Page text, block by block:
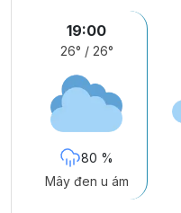
19:00
26° / 26°
80 %
Mây đen u ám